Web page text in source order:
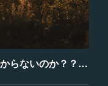
なぜ「本当にやりたい事」が見つからないのか？？見つけるための４つのヒント